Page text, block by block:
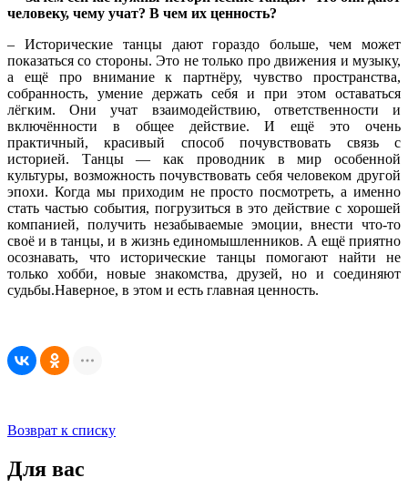
человеку, чему учат? В чем их ценность?
– Исторические танцы дают гораздо больше, чем может
показаться со стороны. Это не только про движения и музыку,
а ещё про внимание к партнёру, чувство пространства,
собранность, умение держать себя и при этом оставаться
лёгким. Они учат взаимодействию, ответственности и
включённости в общее действие. И ещё это очень
практичный, красивый способ почувствовать связь с
историей. Танцы — как проводник в мир особенной
культуры, возможность почувствовать себя человеком другой
эпохи. Когда мы приходим не просто посмотреть, а именно
стать частью события, погрузиться в это действие с хорошей
компанией, получить незабываемые эмоции, внести что-то
своё и в танцы, и в жизнь единомышленников. А ещё приятно
осознавать, что исторические танцы помогают найти не
только хобби, новые знакомства, друзей, но и соединяют
судьбы.Наверное, в этом и есть главная ценность.
Возврат к списку
Для вас